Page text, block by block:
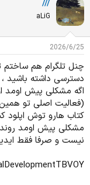
ی
ا
ز
ت
:
///
aLiG
2026/6/25
چنل تلگرام هم ساختم
دسترسی داشته باشید
اگه مشکلی پیش اومد
(فعالیت اصلی تو همین
کتاب هارو توش اپلود
مشکلی پیش اومد
نیست و صرفا فقط